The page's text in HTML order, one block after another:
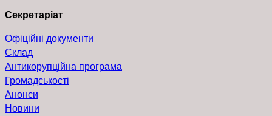
Секретаріат
Офіційні документи
Склад
Антикорупційна програма
Громадськості
Анонси
Новини